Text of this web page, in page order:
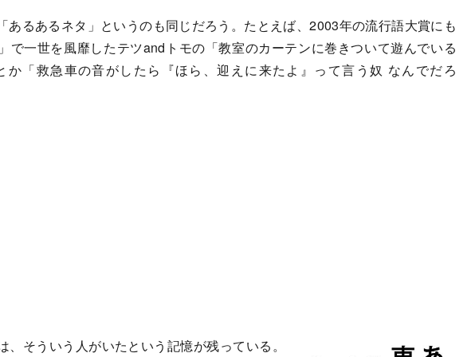
あるあるネタ」というのも同じだろう。たとえば、2003年の流行語大賞にも
」で一世を風靡したテツandトモの「教室のカーテンに巻きついて遊んでいる
か「救急車の音がしたら『ほら、迎えに来たよ』って言う奴 なんでだろ
、そういう人がいたという記憶が残っている。